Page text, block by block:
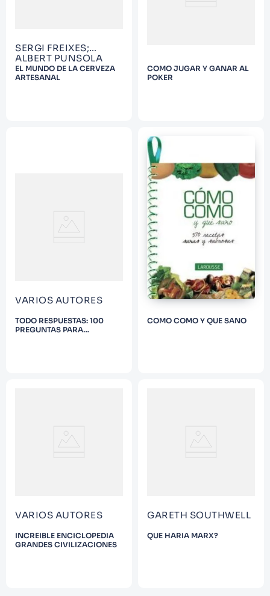
SERGI FREIXES;
ALBERT PUNSOLA
EL MUNDO DE LA CERVEZA
ARTESANAL
COMO JUGAR Y GANAR AL
POKER
VARIOS AUTORES
TODO RESPUESTAS: 100
PREGUNTAS PARA
COMO COMO Y QUE SANO
VARIOS AUTORES
INCREIBLE ENCICLOPEDIA
GRANDES CIVILIZACIONES
GARETH SOUTHWELL
QUE HARIA MARX?